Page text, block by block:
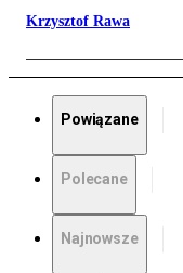
Krzysztof Rawa
Powiązane
Polecane
Najnowsze